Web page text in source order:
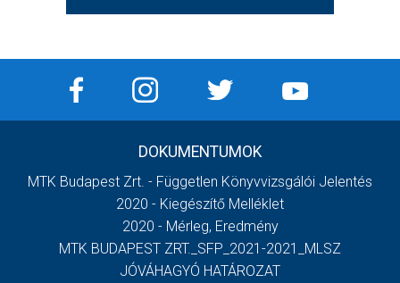
DOKUMENTUMOK
MTK Budapest Zrt. - Független Könyvvizsgálói Jelentés
2020 - Kiegészítő Melléklet
2020 - Mérleg, Eredmény
MTK BUDAPEST ZRT._SFP_2021-2021_MLSZ
JÓVÁHAGYÓ HATÁROZAT